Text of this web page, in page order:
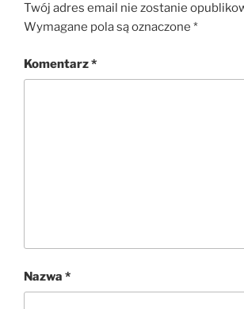
Twój adres email nie zostanie
Wymagane pola są oznaczone *
Komentarz*
Nazwa *